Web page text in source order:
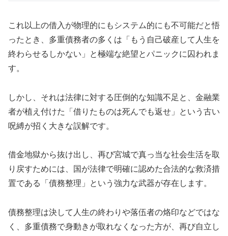
これ以上の借入が物理的にもシステム的にも不可能だと悟
ったとき、多重債務者の多くは「もう自己破産して人生を
終わらせるしかない」と極端な絶望とパニックに囚われま
す。
しかし、それは法律に対する圧倒的な知識不足と、金融業
者が植え付けた「借りたものは死んでも返せ」という古い
呪縛が招く大きな誤解です。
借金地獄から抜け出し、再び宮城で真っ当な社会生活を取
り戻すためには、国が法律で明確に認めた合法的な救済措
置である「債務整理」という強力な武器が存在します。
債務整理は決して人生の終わりや落伍者の烙印などではな
く、多重債務で身動きが取れなくなった方が、再び自立し